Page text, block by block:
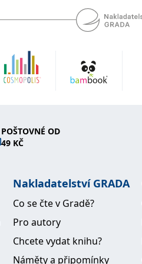
POŠTOVNÉ OD
49 KČ
Nakladatelství GRADA
Co se čte v Gradě?
Pro autory
Chcete vydat knihu?
Náměty a připomínky